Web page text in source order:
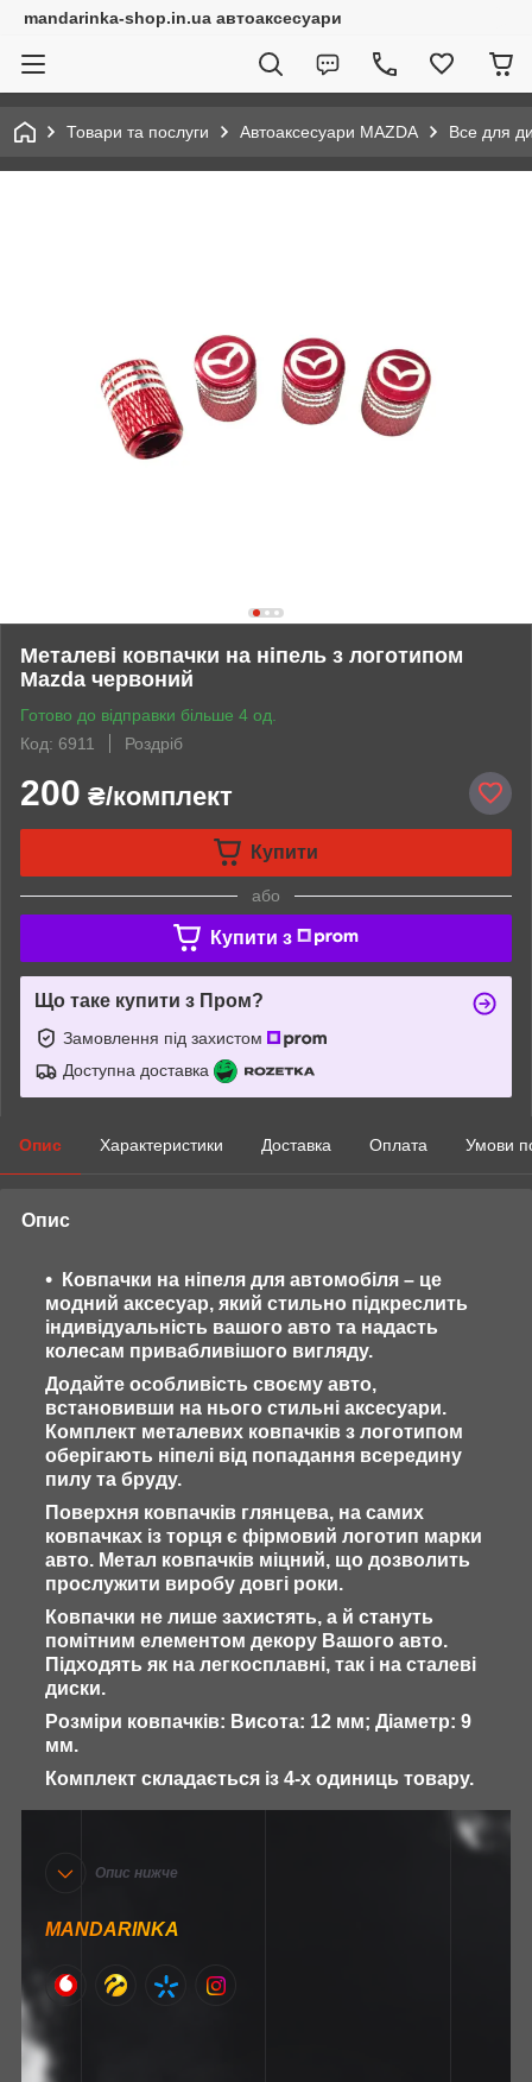
mandarinka-shop.in.ua автоаксесуари
Товари та послуги Автоаксесуари MAZDA Все для
Металеві ковпачки на ніпель з логотипом
Mazda червоний
Готово до відправки більше 4 од.
Код: 6911
Роздріб
200 ₴/комплект
Купити
або
Купити з
Що таке купити з Пром?
Замовлення під захистом
Доступна доставка
Опис Характеристики Доставка Оплата Умови
Опис
Ковпачки на ніпеля для автомобіля – це
модний аксесуар, який стильно підкреслить
індивідуальність вашого авто та надасть
колесам привабливішого вигляду.
Додайте особливість своєму авто,
встановивши на нього стильні аксесуари.
Комплект металевих ковпачків з логотипом
оберігають ніпелі від попадання всередину
пилу та бруду.
Поверхня ковпачків глянцева, на самих
ковпачках із торця є фірмовий логотип марки
авто. Метал ковпачків міцний, що дозволить
прослужити виробу довгі роки.
Ковпачки не лише захистять, а й стануть
помітним елементом декору Вашого авто.
Підходять як на легкосплавні, так і на сталеві
диски.
Розміри ковпачків: Висота: 12 мм; Діаметр: 9
мм.
Комплект складається із 4-х одиниць товару.
Опис нижче
MANDARINKA